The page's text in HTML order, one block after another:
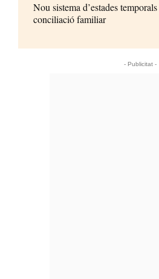
Nou sistema d’estades
conciliació familiar
- Publicitat -